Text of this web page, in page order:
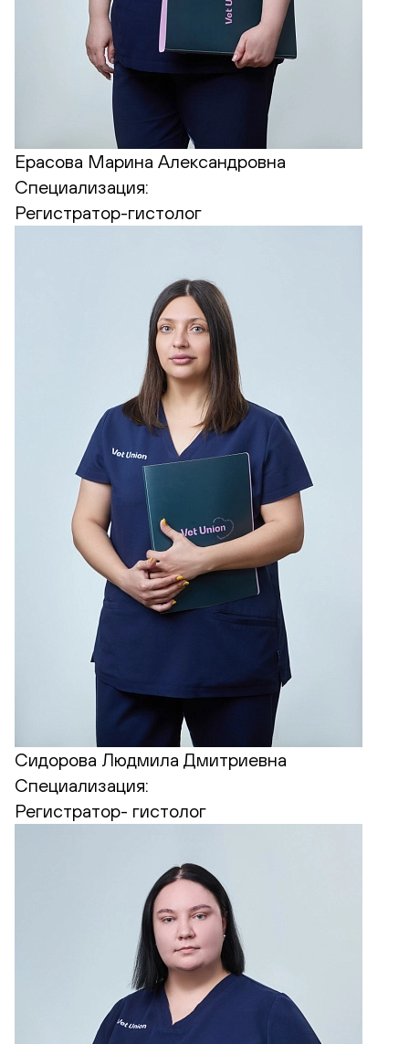
Ерасова Марина Александровна
Специализация:
Регистратор-гистолог
Сидорова Людмила Дмитриевна
Специализация:
Регистратор- гистолог